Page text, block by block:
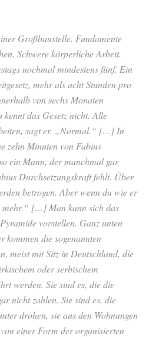
Großbaustelle. Fundamente
Schwere körperliche Arbeit.
nochmal mindestens fünf. Ein
mehr als acht Stunden pro
von sechs Monaten
das Gesetz nicht. Alle
sagt er. „Normal.“ […] In
zehn Minuten von Fabius
ein Mann, der manchmal gar
Durchsetzungskraft fehlt. Über
betrogen. Aber wenn du wie er
mehr.“ […] Man kann sich das
vorstellen. Ganz unten
kommen die sogenannten
meist mit Sitz in Deutschland, die
oder serbischem
werden. Sie sind es, die die
nicht zahlen. Sie sind es, die
drohen, sie aus den Wohnungen
einer Form der organisierten